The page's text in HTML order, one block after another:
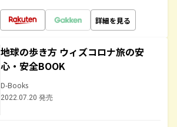
詳細を見る
地球の歩き方 ウィズコロナ旅の安
心・安全BOOK
D-Books
2022.07.20 発売